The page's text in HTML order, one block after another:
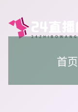
首页